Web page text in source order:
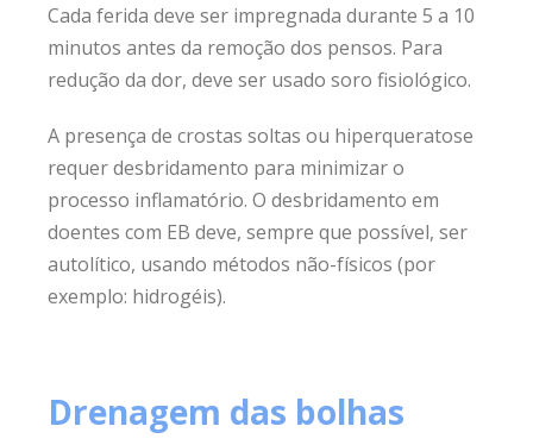
Cada ferida deve ser impregnada durante 5 a 10
minutos antes da remoção dos pensos. Para
redução da dor, deve ser usado soro fisiológico.
A presença de crostas soltas ou hiperqueratose
requer desbridamento para minimizar o
processo inflamatório. O desbridamento em
doentes com EB deve, sempre que possível, ser
autolítico, usando métodos não-físicos (por
exemplo: hidrogéis).
Drenagem das bolhas